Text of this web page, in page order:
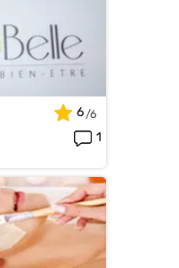
6
1